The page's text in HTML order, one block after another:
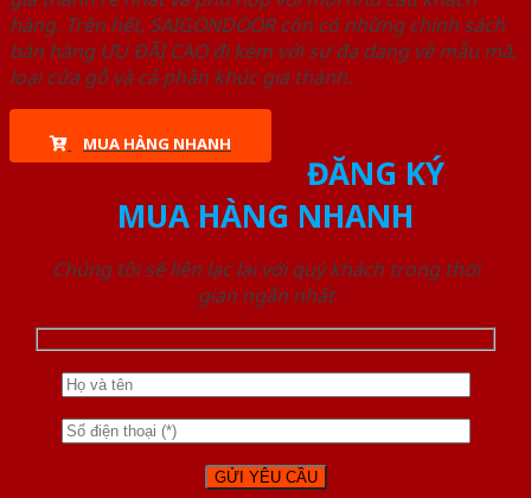
hàng. Trên hết, SAIGONDOOR còn có những chính sách
bán hàng ƯU ĐÃI CAO đi kèm với sự đa dạng về mẫu mã,
loại cửa gỗ và cả phân khúc giá thành.
MUA HÀNG NHANH
ĐĂNG KÝ
MUA HÀNG NHANH
Chúng tôi sẽ liên lạc lại với quý khách trong thời
gian ngắn nhất